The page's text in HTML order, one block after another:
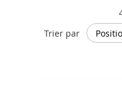
Trier par